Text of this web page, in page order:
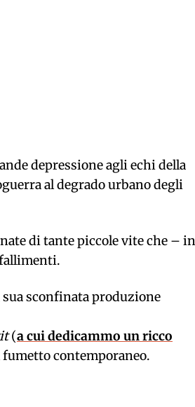
depressione agli echi della
al degrado urbano degli
di tante piccole vite che – in
sua sconfinata produzione
(a cui dedicammo un ricco
fumetto contemporaneo.